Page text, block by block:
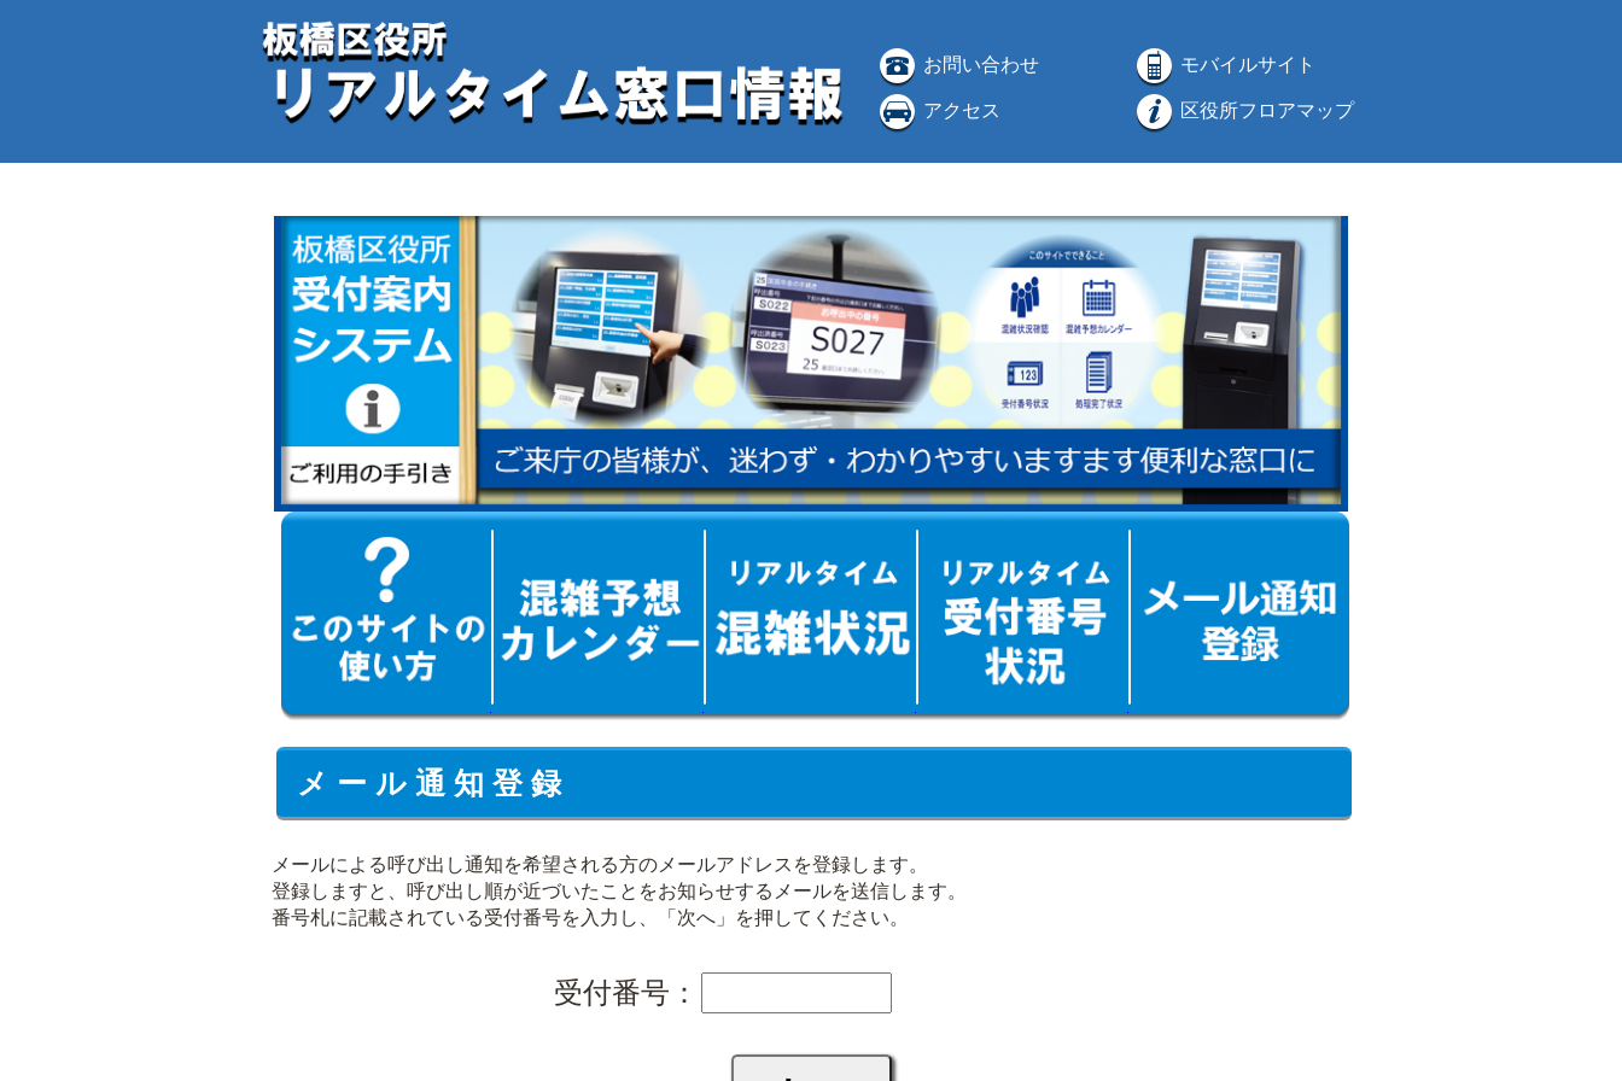
お問い合わせ モバイルサイト
アクセス 区役所フロアマップ
メ ー ル 通 知 登 録
メールによる呼び出し通知を希望される方のメールアドレスを登録します。
登録しますと、呼び出し順が近づいたことをお知らせするメールを送信します。
番号札に記載されている受付番号を入力し、「次へ」を押してください。
受付番号：